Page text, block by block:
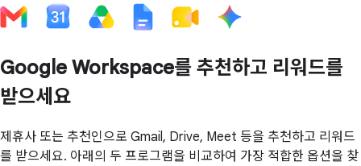
Google Workspace를 추천하고 리워드를
받으세요
제휴사 또는 추천인으로 Gmail, Drive, Meet 등을 추천하고 리워드
를 받으세요. 아래의 두 프로그램을 비교하여 가장 적합한 옵션을 찾